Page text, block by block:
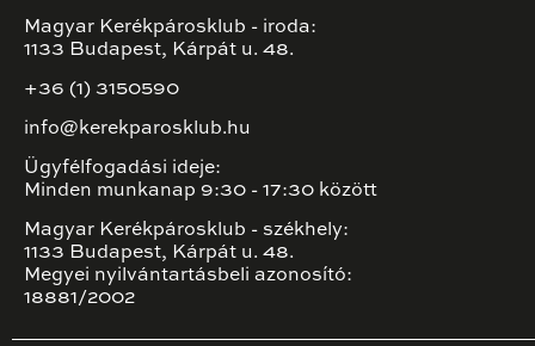
Magyar Kerékpárosklub - iroda:
1133 Budapest, Kárpát u. 48.
+36 (1) 3150590
info@kerekparosklub.hu
Ügyfélfogadási ideje:
Minden munkanap 9:30 - 17:30 között
Magyar Kerékpárosklub - székhely:
1133 Budapest, Kárpát u. 48.
Megyei nyilvántartásbeli azonosító:
18881/2002